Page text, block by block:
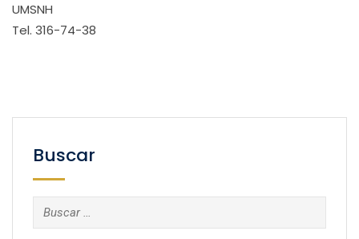
UMSNH
Tel. 316-74-38
Buscar
Buscar: